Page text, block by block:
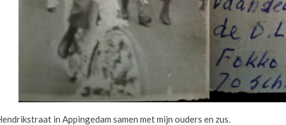
in Appingedam samen met mijn ouders en zus.